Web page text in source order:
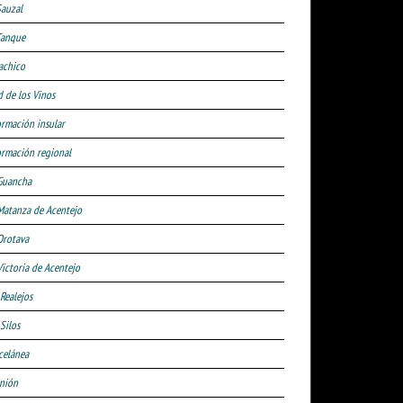
de los Vinos
insular
regional
de Acentejo
de Acentejo